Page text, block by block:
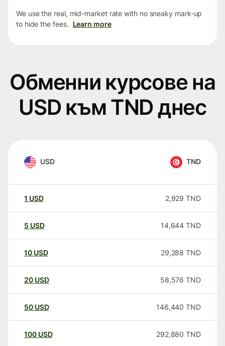
We use the real, mid-market rate with no sneaky mark-up
to hide the fees. Learn more
Обменни курсове на
USD към TND днес
USD TND
1 USD 2,929 TND
5 USD 14,644 TND
10 USD 29,288 TND
20 USD 58,576 TND
50 USD 146,440 TND
100 USD 292,880 TND